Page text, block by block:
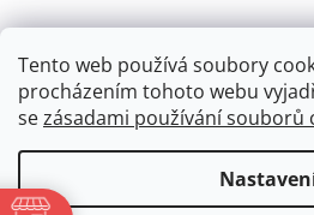
Tento web používá soubory
procházením tohoto webu
sezásadami používání souborů